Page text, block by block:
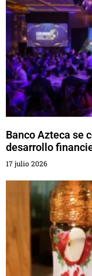
Banco Azteca se
desarrollo
17 julio 2026